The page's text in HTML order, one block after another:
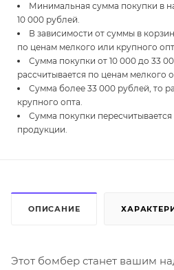
Минимальная сумма покупки в
10 000 рублей.
В зависимости от суммы в
по ценам мелкого или крупного
Сумма покупки от 10 000 до 33
рассчитывается по ценам мелкого
Сумма более 33 000 рублей, то
крупного опта.
Сумма покупки
продукции.
ОПИСАНИЕ
Этот бомбер станет вашим